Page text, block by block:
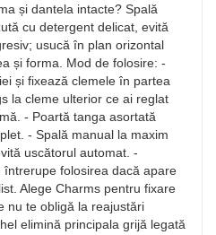
și dantela intacte? Spală
cu detergent delicat, evită
usucă în plan orizontal
și forma. Mod de folosire: -
și fixează clemele în partea
la cleme ulterior ce ai reglat
- Poartă tanga asortată
- Spală manual la maxim
uscătorul automat. -
folosirea dacă apare
Alege Charms pentru fixare
nu te obligă la reajustări
elimină principala grijă legată